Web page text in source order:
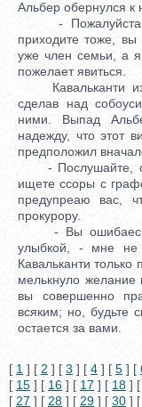
Альбер обернулся к
- Пожалуйста, -
приходите тоже,
уже член семьи, а я
пожелает явиться.
Кавальканти
сделав над
ними. Выпад
надежду, что этот
предположил
- Послушайте,
ищете ссоры с
предупреаю вас,
прокурору.
- Вы ошибаесь,
улыбкой, - мне не
Кавальканти только
мелькнуло желание
вы совершенно
всяким; но, будьте
остается за вами.
[ 1 ] [ 2 ] [ 3 ] [ 4 ] [ 5 ] [
[ 15 ] [ 16 ] [ 17 ] [ 18 ] [
[ 27 ] [ 28 ] [ 29 ] [ 30 ] [